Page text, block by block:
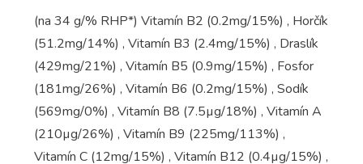
(na 34 g/% RHP*) Vitamín B2 (0.2mg/15%) , Horčík
(51.2mg/14%) , Vitamín B3 (2.4mg/15%) , Draslík
(429mg/21%) , Vitamín B5 (0.9mg/15%) , Fosfor
(181mg/26%) , Vitamín B6 (0.2mg/15%) , Sodík
(569mg/0%) , Vitamín B8 (7.5µg/18%) , Vitamín A
(210µg/26%) , Vitamín B9 (225mg/113%) ,
Vitamín C (12mg/15%) , Vitamín B12 (0.4µg/15%) ,